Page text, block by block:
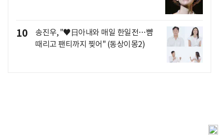
10
송진우, "♥日아내와 매일 한일전…뺨
때리고 팬티까지 찢어" (동상이몽2)